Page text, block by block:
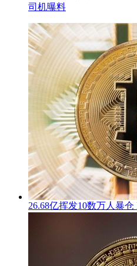
司机曝料
26.68亿挥发10数万人暴